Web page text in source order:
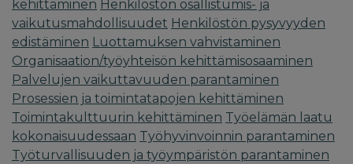
kehittäminen Henkilöstön osallistumis- ja
vaikutusmahdollisuudet Henkilöstön pysyvyyden
edistäminen Luottamuksen vahvistaminen
Organisaation/työyhteisön kehittämisosaaminen
Palvelujen vaikuttavuuden parantaminen
Prosessien ja toimintatapojen kehittäminen
Toimintakulttuurin kehittäminen Työelämän laatu
kokonaisuudessaan Työhyvinvoinnin parantaminen
Työturvallisuuden ja työympäristön parantaminen